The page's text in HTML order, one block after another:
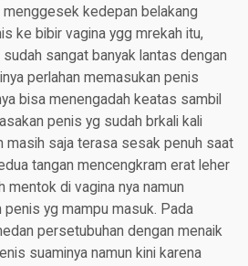
kedepan belakang
ke bibir vagina ygg mrekah itu,
sangat banyak lantas dengan
perlahan memasukan penis
bisa menengadah keatas sambil
penis yg sudah brkali kali
masih saja terasa sesak penuh saat
tangan mencengkram erat leher
mentok di vagina nya namun
yg mampu masuk. Pada
persetubuhan dengan menaik
suaminya namun kini karena